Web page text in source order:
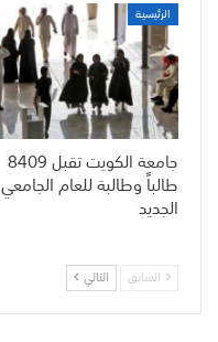
الرئيسية
جامعة الكويت تقبل 8409
طالباً وطالبة للعام الجامعي
الجديد
السابق التالي